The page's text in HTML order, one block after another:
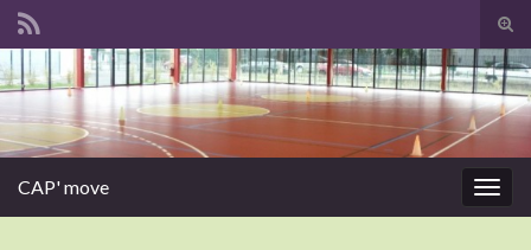
Search for:
CAP' move